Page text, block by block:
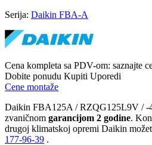
Serija: Daikin FBA-A
Cena kompleta sa PDV-om: saznajte
Dobite ponudu Kupiti Uporedi
Cene montaže
Daikin FBA125A / RZQG125L9V / -
zvaničnom garancijom 2 godine.
drugoj klimatskoj opremi Daikin
177-96-39 .